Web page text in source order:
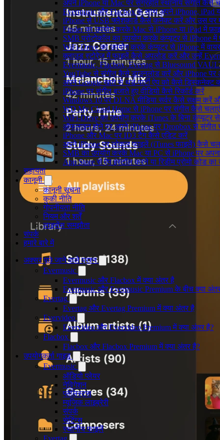
अपने iPhone या Mac पर संग्रहीत स्थानीय संगीत कैसे
Evermusic और Flacbox के साथ अपने iPhone, iPad
iPhone से USB फ्लैशकार्ड कैसे कनेक्ट करें और उस पर
Finder का उपयोग करके Mac से iPhone या iPad में
SMB प्रोटोकॉल का उपयोग करके कंप्यूटर से iPhone
WiFi-Drive का उपयोग करके कंप्यूटर से iPhone में
क्लाउड स्टोरेज में फाइलें कैसे अपलोड करें और उन्हें
Evermusic, Flacbox, Evertag से Bluesound
YouTube से संगीत कैसे डाउनलोड करें और iPhone
अपने Google खाते से थर्ड-पार्टी ऐप को कैसे डिस्कनेक्ट
iPhone पर संगीत बजाते हुए वीडियो कैसे रिकॉर्ड करें
Windows 10 पर DLNA मीडिया सर्वर कैसे सक्षम करें
WD My Cloud Home से iPhone पर संगीत कैसे चलाएं
WiFi-Drive का उपयोग करके iTunes के बिना कंप्यूटर
ऑफलाइन होने पर अपने iPhone पर Dropbox से संगीत
iPhone और Mac पर ID3 टैग कैसे एडिट करें
अपने iPhone पर लोकल फाइलें (iTunes फाइलें) कैसे
SMB का उपयोग करके Mac या PC से iPhone पर
App Store से ऐप इंस्टॉल करने या रिडीम प्रोमो कोड
सहायता
कानूनी
कानूनी सूचना
कुकी नीति
गोपनीयता नीति
नियम और शर्तें
लाइसेंस समझौता
संपर्क
हमारे बारे में
अक्सर पूछे जाने वाले प्रश्न
Evermusic
Evermusic और Flacbox में क्या अंतर है
Evermusic और Evermusic Premium के बीच क्या
Evertag
Evertag और Evertag Premium में क्या अंतर है
Evervideo
Evervideo और Evervideo Premium में क्या अंतर है?
Flacbox
Flacbox और Flacbox Premium में क्या अंतर है?
उपयोगकर्ता गाइड
Evermusic
ऑडियो प्लेयर
नेविगेशन
प्लेलिस्ट्स
म्यूजिक लाइब्रेरी
संपर्क
सेटिंग्स
स्थानीय फाइलें
Evertag